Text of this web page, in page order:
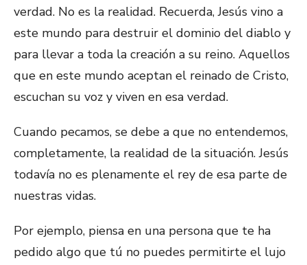
verdad. No es la realidad. Recuerda, Jesús vino a
este mundo para destruir el dominio del diablo y
para llevar a toda la creación a su reino. Aquellos
que en este mundo aceptan el reinado de Cristo,
escuchan su voz y viven en esa verdad.
Cuando pecamos, se debe a que no entendemos,
completamente, la realidad de la situación. Jesús
todavía no es plenamente el rey de esa parte de
nuestras vidas.
Por ejemplo, piensa en una persona que te ha
pedido algo que tú no puedes permitirte el lujo